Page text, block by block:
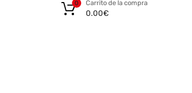
Carrito de la compra
0.00€
0